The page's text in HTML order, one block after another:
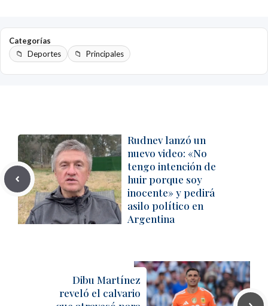
Categorías
Deportes
Principales
Rudnev lanzó un
nuevo video: «No
tengo intención de
huir porque soy
inocente» y pedirá
asilo político en
Argentina
Dibu Martínez
reveló el calvario